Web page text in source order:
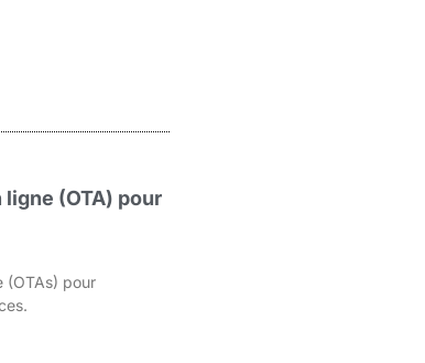
(OTA) pour
(OTAs) pour